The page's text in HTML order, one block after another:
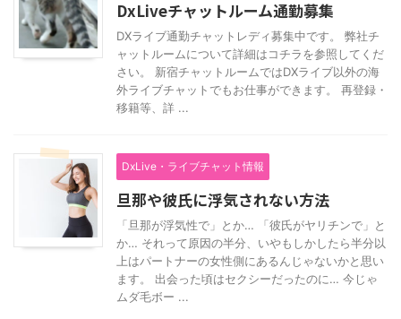
DxLiveチャットルーム通勤募集
DXライブ通勤チャットレディ募集中です。 弊社チ
ャットルームについて詳細はコチラを参照してくだ
さい。 新宿チャットルームではDXライブ以外の海
外ライブチャットでもお仕事ができます。 再登録・
移籍等、詳 ...
DxLive・ライブチャット情報
旦那や彼氏に浮気されない方法
「旦那が浮気性で」とか… 「彼氏がヤリチンで」と
か… それって原因の半分、いやもしかしたら半分以
上はパートナーの女性側にあるんじゃないかと思い
ます。 出会った頃はセクシーだったのに… 今じゃ
ムダ毛ボー ...